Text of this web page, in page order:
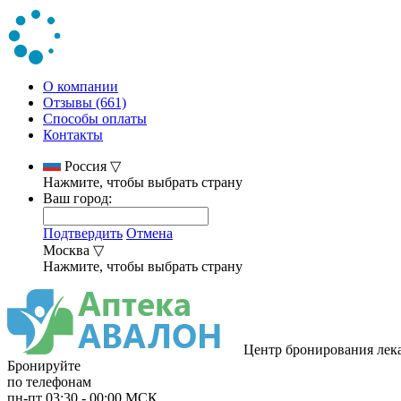
О компании
Отзывы (661)
Способы оплаты
Контакты
Россия ▽
Нажмите, чтобы выбрать страну
Ваш город:
Подтвердить Отмена
Москва ▽
Нажмите, чтобы выбрать страну
Центр бронирования
Бронируйте
по телефонам
пн-пт 03:30 - 00:00 МСК